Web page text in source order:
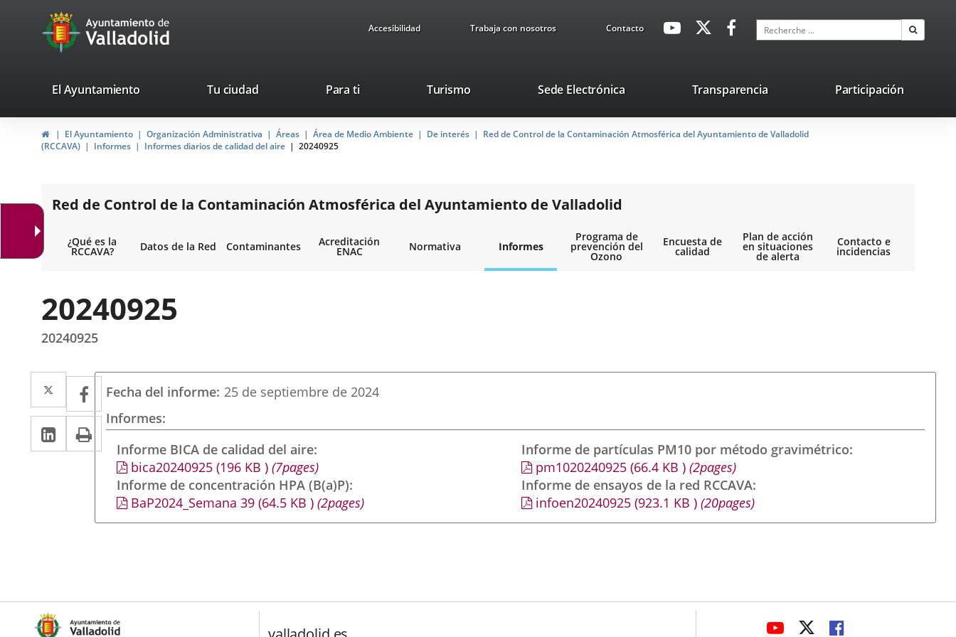
Portal
Web
Ayuntamiento
de
Valladolid
Accesibilidad Trabaja con nosotros ContactoavaHeaderSocial
Enlace
externa.
Enlace
aplicación
externa.
Enlace
aplicación
externa.
Recherche
valladolid.es
El Ayuntamiento Tu ciudad Para ti TurismoEste
se
abrirá
nueva.
Sede ElectrónicaEnlace
una
aplicación
Transparencia Participación
InicioEl Ayuntamiento Organización Administrativa Áreas Área de Medio Ambiente De interés
Red de Control de la Contaminación Atmosférica del Ayuntamiento de Valladolid
(RCCAVA)
Informes Informes diarios de calidad del aire 20240925
Red de Control de la Contaminación Atmosférica del Ayuntamiento de Valladolid
¿Qué es la
RCCAVA? Datos de la Red Contaminantes Acreditación
ENAC Normativa Informes
Programa de
prevención del
Ozono
Encuesta de
calidad
Plan de acción
en situaciones
de alerta
Contacto e
incidencias
20240925
20240925
Twitter
Enlace
a
una
aplicación
externa.
Facebook
Enlace
a
una
aplicación
externa.
LinkedIn
Enlace
a
aplicación
externa.
Imprimir
Fecha del informe 25 de septiembre de 2024
Informes
Informe BICA de calidad del aire
bica20240925(196 KB )(7pages)
Informe de concentración HPA (B(a)P)
BaP2024_Semana 39(64.5 KB )(2pages)
Informe de partículas PM10 por método gravimétrico
pm1020240925 (66.4 KB) (2pages)
Informe de ensayos de la red RCCAVA
infoen20240925 (923.1 KB) (20pages)
ENLACEENLACEENLACE